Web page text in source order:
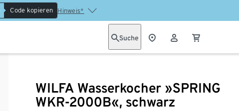
Code kopieren Hinweis*
Suche
WILFA Wasserkocher »SPRING
WKR-2000B«, schwarz